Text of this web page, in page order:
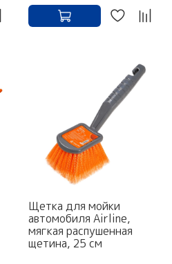
Щетка для мойки
автомобиля Airline,
мягкая распушенная
щетина, 25 см